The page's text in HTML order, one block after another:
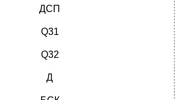
ДСП
Q31
Q32
Д